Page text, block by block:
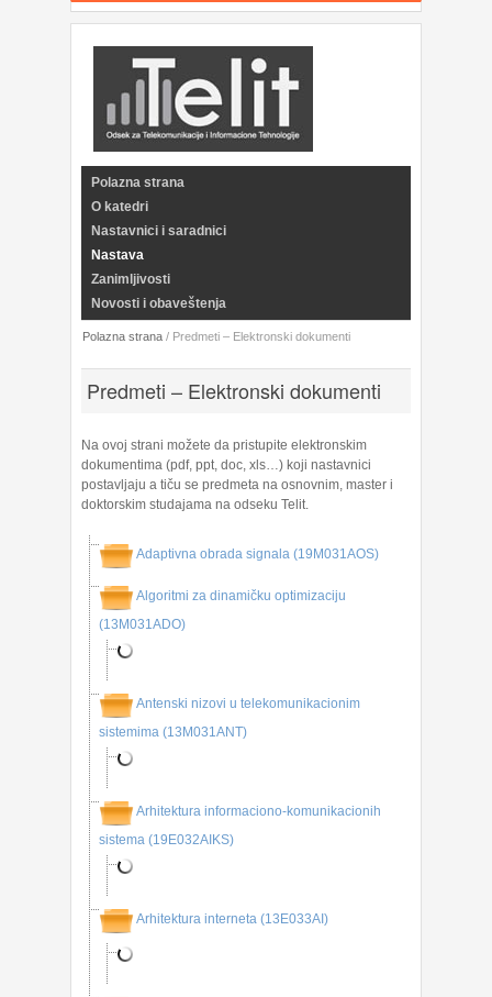
Polazna strana
O katedri
Nastavnici i saradnici
Nastava
Zanimljivosti
Novosti i obaveštenja
Polazna strana / Predmeti – Elektronski dokumenti
Predmeti – Elektronski dokumenti
Na ovoj strani možete da pristupite elektronskim
dokumentima (pdf, ppt, doc, xls…) koji nastavnici
postavljaju a tiču se predmeta na osnovnim, master i
doktorskim studajama na odseku Telit.
Adaptivna obrada signala (19M031AOS)
Algoritmi za dinamičku optimizaciju
(13M031ADO)
Antenski nizovi u telekomunikacionim
sistemima (13M031ANT)
Arhitektura informaciono-komunikacionih
sistema (19E032AIKS)
Arhitektura interneta (13E033AI)